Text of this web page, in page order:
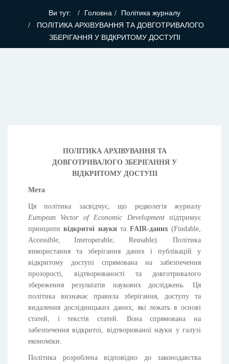
Ви тут: Головна
Політика журналу
ПОЛІТИКА АРХІВУВАННЯ ТА ДОВГОТРИВАЛОГО
ЗБЕРІГАННЯ У ВІДКРИТОМУ ДОСТУПІ
ПОЛІТИКА АРХІВУВАННЯ ТА
ДОВГОТРИВАЛОГО ЗБЕРІГАННЯ У
ВІДКРИТОМУ ДОСТУПІ
Мета
Ця політика засвідчує, що редколегія журналу
European Vector of Economic Developmentпідтримує
принципивідкритої наукита FAIR-даних(Findable,
Accessible, Interoperable, Reusable). Політика
використання та зберігання даних і публікацій у
відкритому доступі спрямована на забезпечення
прозорості, відтворюваності та довготривалого
збереження результатів наукових досліджень. Ця
політика визначає правила зберігання, доступу та
видалення дослідницьких даних, які лежать в основі
статей, і текстів статей. Вона спрямована на
забезпечення відкритої, відтворюваної науки у галузі
економіки.
Політика розроблена відповідно до законодавства